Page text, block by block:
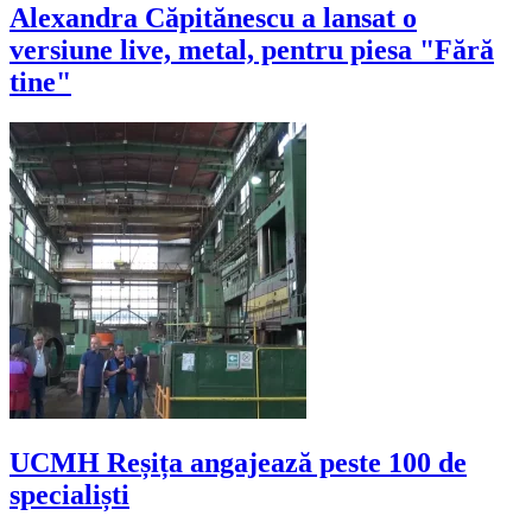
Alexandra Căpitănescu a lansat o
versiune live, metal, pentru piesa "Fără
tine"
UCMH Reșița angajează peste 100 de
specialiști